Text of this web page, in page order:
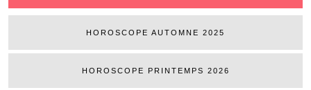
HOROSCOPE AUTOMNE 2025
HOROSCOPE PRINTEMPS 2026